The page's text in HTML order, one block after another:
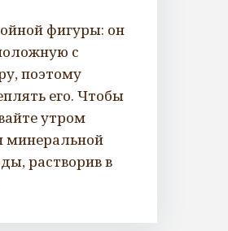
фигуры: он
с
поэтому
его. Чтобы
утром
минеральной
растворив в